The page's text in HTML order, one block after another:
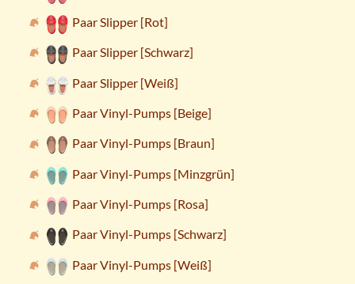
Paar Slipper [Rot]
Paar Slipper [Schwarz]
Paar Slipper [Weiß]
Paar Vinyl-Pumps [Beige]
Paar Vinyl-Pumps [Braun]
Paar Vinyl-Pumps [Minzgrün]
Paar Vinyl-Pumps [Rosa]
Paar Vinyl-Pumps [Schwarz]
Paar Vinyl-Pumps [Weiß]